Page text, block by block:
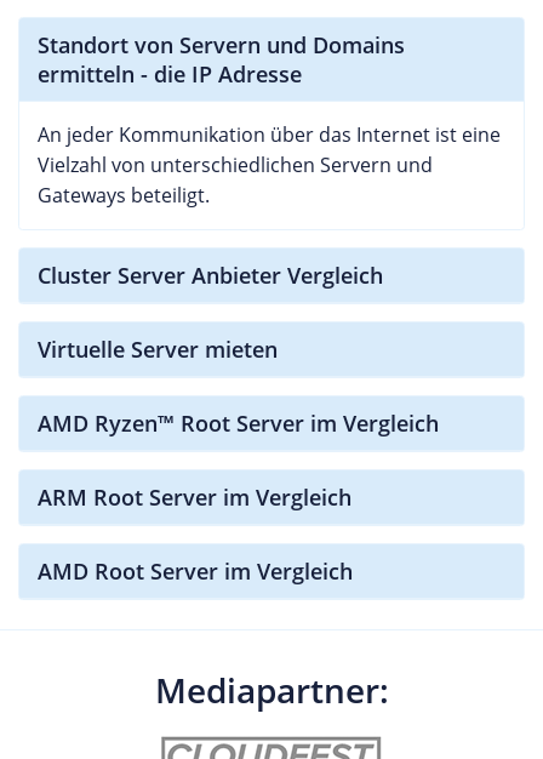
Standort von Servern und Domains
ermitteln - die IP Adresse
An jeder Kommunikation über das Internet ist eine
Vielzahl von unterschiedlichen Servern und
Gateways beteiligt.
Cluster Server Anbieter Vergleich
Virtuelle Server mieten
AMD Ryzen™ Root Server im Vergleich
ARM Root Server im Vergleich
AMD Root Server im Vergleich
Mediapartner: